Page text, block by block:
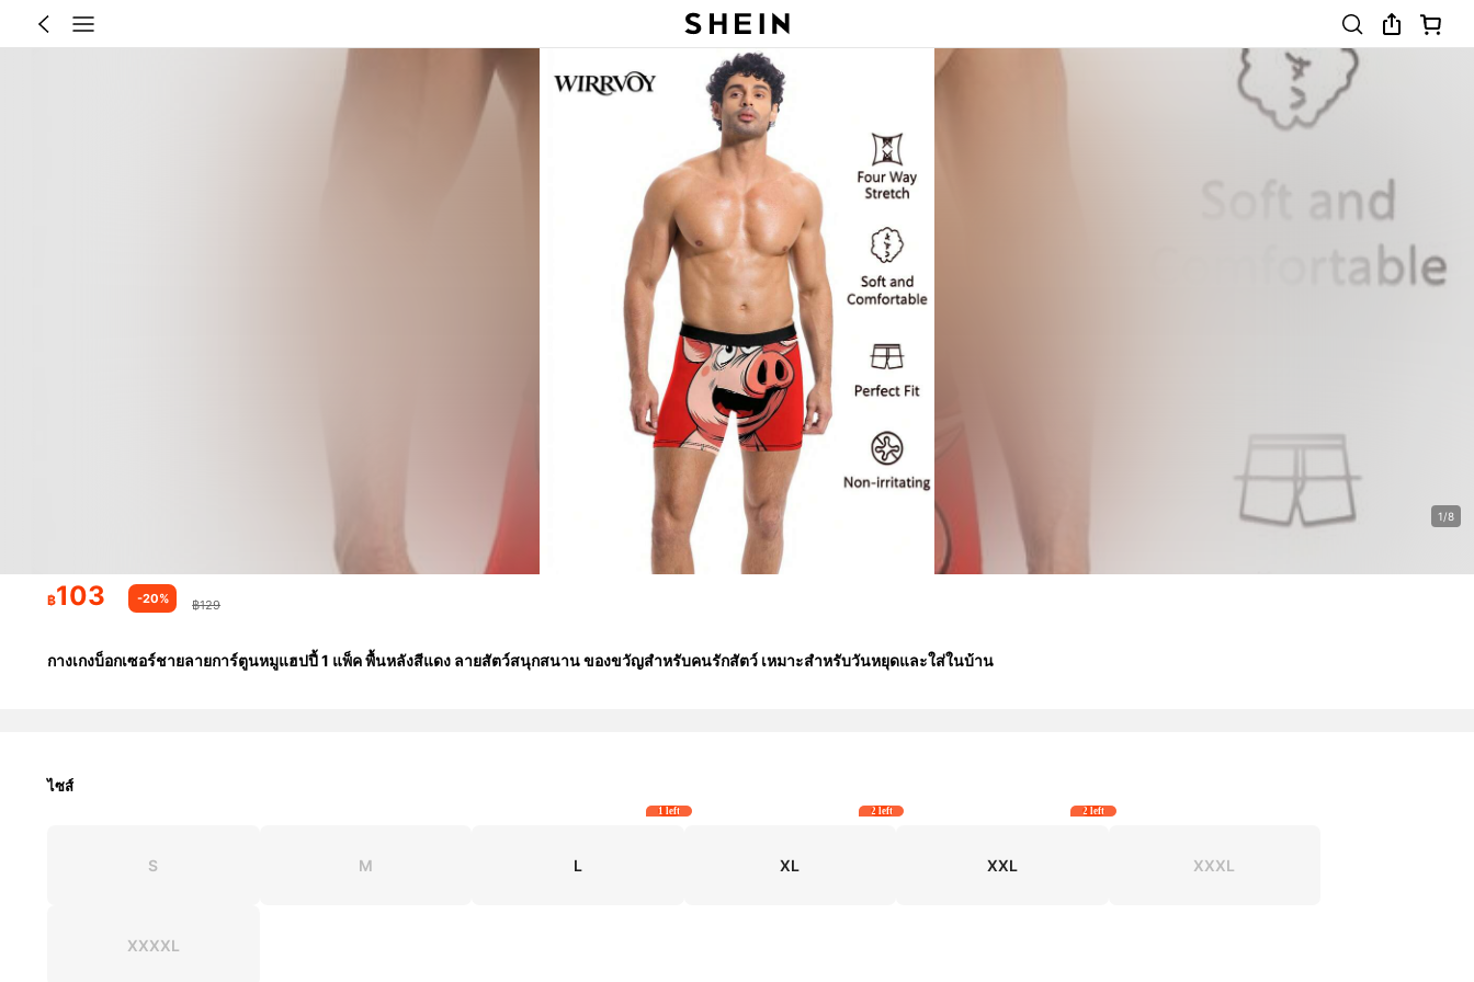
1/8
฿103 -20% ฿129
กางเกงบ็อกเซอร์ชายลายการ์ตูนหมูแฮปปี้ 1 แพ็ค พื้นหลังสีแดง ลายสัตว์สนุกสนาน ของขวัญสำหรับคนรักสัตว์ เหมาะสำหรับวันหยุดและใส่ในบ้าน
ไซส์
S M L
1 left
XL
2 left
XXL
2 left
XXXL
XXXXL